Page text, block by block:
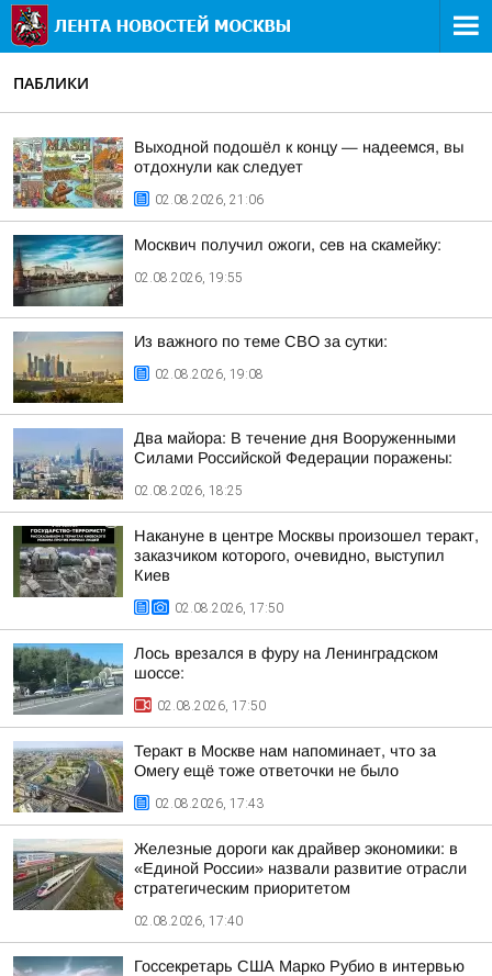
ПАБЛИКИ
Выходной подошёл к концу — надеемся, вы
отдохнули как следует
02.08.2026, 21:06
Москвич получил ожоги, сев на скамейку:
02.08.2026, 19:55
Из важного по теме СВО за сутки:
02.08.2026, 19:08
Два майора: В течение дня Вооруженными
Силами Российской Федерации поражены:
02.08.2026, 18:25
Накануне в центре Москвы произошел теракт,
заказчиком которого, очевидно, выступил
Киев
02.08.2026, 17:50
Лось врезался в фуру на Ленинградском
шоссе:
02.08.2026, 17:50
Теракт в Москве нам напоминает, что за
Омегу ещё тоже ответочки не было
02.08.2026, 17:43
Железные дороги как драйвер экономики: в
«Единой России» назвали развитие отрасли
стратегическим приоритетом
02.08.2026, 17:40
Госсекретарь США Марко Рубио в интервью